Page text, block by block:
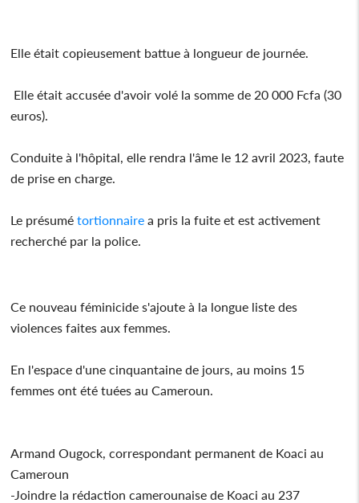
Elle était copieusement battue à longueur de journée.
Elle était accusée d'avoir volé la somme de 20 000 Fcfa (30
euros).
Conduite à l'hôpital, elle rendra l'âme le 12 avril 2023, faute
de prise en charge.
Le présumé tortionnaire a pris la fuite et est activement
recherché par la police.
Ce nouveau féminicide s'ajoute à la longue liste des
violences faites aux femmes.
En l'espace d'une cinquantaine de jours, au moins 15
femmes ont été tuées au Cameroun.
Armand Ougock, correspondant permanent de Koaci au
Cameroun
-Joindre la rédaction camerounaise de Koaci au 237